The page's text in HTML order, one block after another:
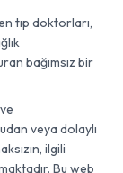
tıp doktorları,
bağımsız bir
veya dolaylı
ilgili
Bu web